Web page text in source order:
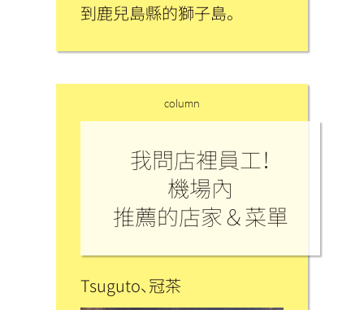
到鹿兒島縣的獅子島。
column
我問店裡員工！
機場內
推薦的店家＆菜單
Tsuguto、冠茶